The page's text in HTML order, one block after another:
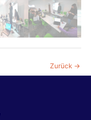
Zurück →